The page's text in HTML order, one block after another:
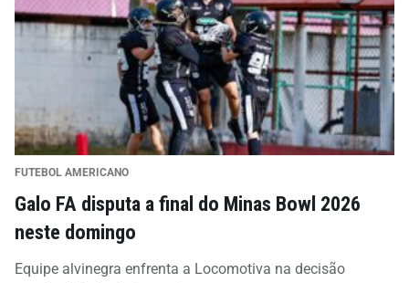
FUTEBOL AMERICANO
Galo FA disputa a final do Minas Bowl 2026
neste domingo
Equipe alvinegra enfrenta a Locomotiva na decisão